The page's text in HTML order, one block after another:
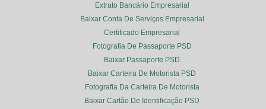
Extrato Bancário Empresarial
Baixar Conta De Serviços Empresarial
Certificado Empresarial
Fotografia De Passaporte PSD
Baixar Passaporte PSD
Baixar Carteira De Motorista PSD
Fotografia Da Carteira De Motorista
Baixar Cartão De Identificação PSD